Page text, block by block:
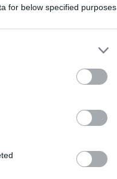
for below specified purposes
espina
No